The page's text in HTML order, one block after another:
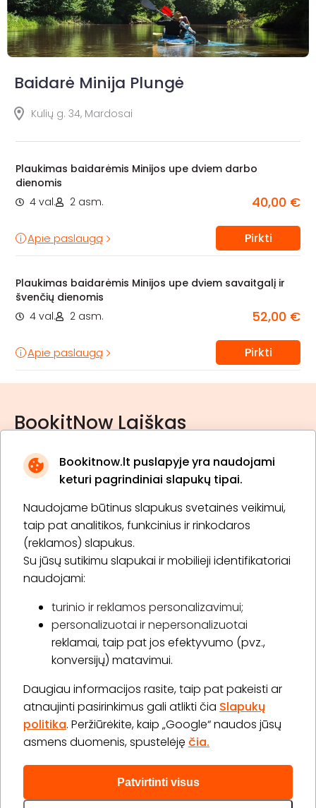
Bookitnow.lt puslapyje yra naudojami
keturi pagrindiniai slapukų tipai.
Naudojame būtinus slapukus svetainės veikimui,
taip pat analitikos, funkcinius ir rinkodaros
(reklamos) slapukus.
Su jūsų sutikimu slapukai ir mobilieji identifikatoriai
naudojami:
turinio ir reklamos personalizavimui;
personalizuotai ir nepersonalizuotai
reklamai, taip pat jos efektyvumo (pvz.,
konversijų) matavimui.
Daugiau informacijos rasite, taip pat pakeisti ar
atnaujinti pasirinkimus gali atlikti čia Slapukų
politika. Peržiūrėkite, kaip „Google“ naudos jūsų
asmens duomenis, spustelėję čia.
Patvirtinti visus
Baidarė Minija Plungė
Kulių g. 34, Mardosai
Plaukimas baidarėmis Minijos upe dviem darbo
dienomis
4 val.
2 asm. 40,00 €
Apie paslaugą Pirkti
Plaukimas baidarėmis Minijos upe dviem savaitgalį ir
švenčių dienomis
4 val.
2 asm. 52,00 €
Apie paslaugą Pirkti
BookitNow Laiškas
* Susipažinau su privatumo politika
Prenumeruoti
Apie „BookitNow“
Informacija
„GERA DOVANA“ GRUPĖ
2026 © Visos teisės saugomos info@bookitnow.lt, +370